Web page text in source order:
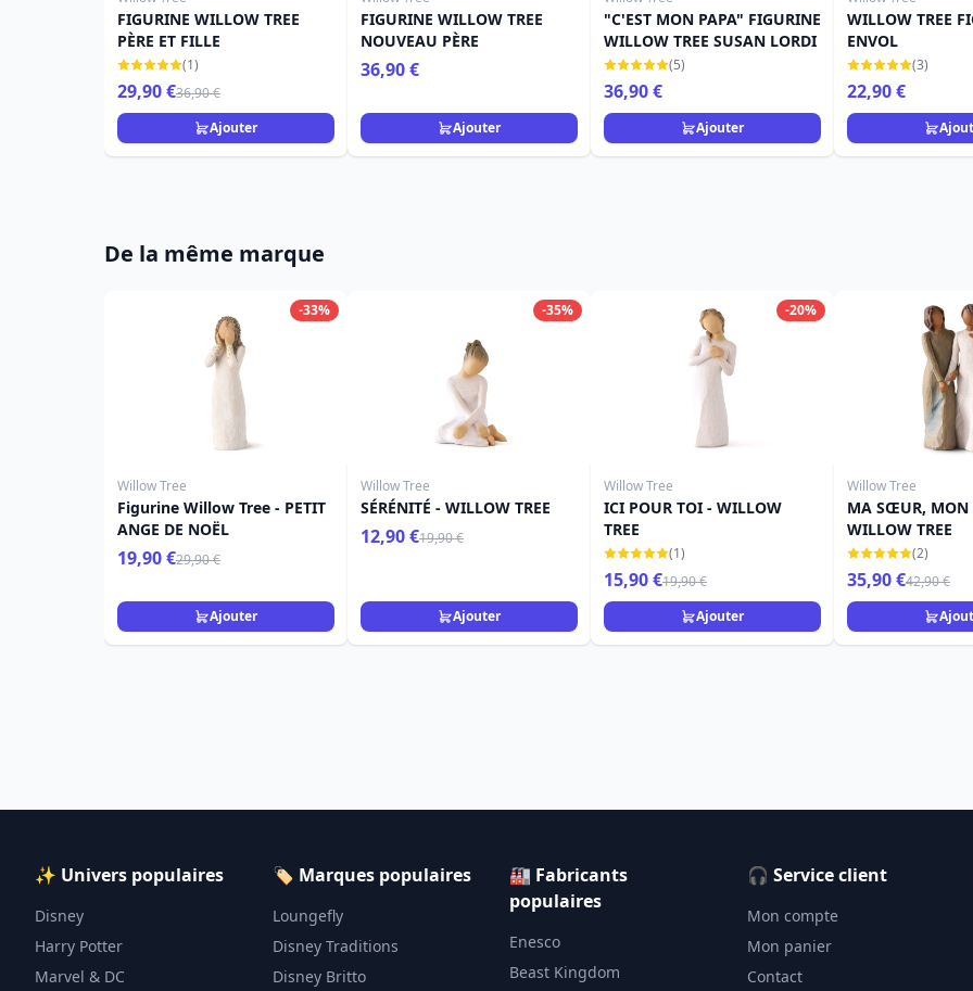
FIGURINE WILLOW TREE
PÈRE ET FILLE
(1)
29,90 €36,90 €
Ajouter
FIGURINE WILLOW TREE
NOUVEAU PÈRE
36,90 €
Ajouter
"C'EST MON PAPA" FIGURINE
WILLOW TREE SUSAN LORDI
(5)
36,90 €
Ajouter
WILLOW TREE
ENVOL
(3)
22,90 €
De la même marque
-33%
Willow Tree
Figurine Willow Tree - PETIT
ANGE DE NOËL
19,90 €29,90 €
Ajouter
-35%
Willow Tree
SÉRÉNITÉ - WILLOW TREE
12,90 €19,90 €
Ajouter
-20%
Willow Tree
ICI POUR TOI - WILLOW
TREE
(1)
15,90 €19,90 €
Ajouter
Willow Tree
MA SŒUR, MON
WILLOW TREE
(2)
35,90 €42,90 €
✨ Univers populaires
Disney
Harry Potter
Marvel & DC
🏷️ Marques populaires
Loungefly
Disney Traditions
Disney Britto
🏭 Fabricants
populaires
Enesco
Beast Kingdom
🎧 Service client
Mon compte
Mon panier
Contact